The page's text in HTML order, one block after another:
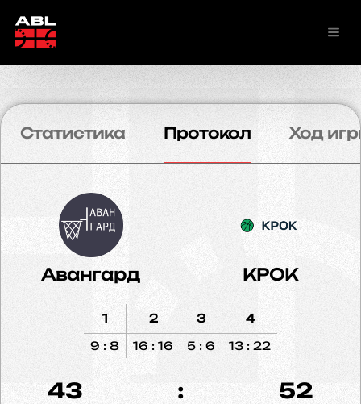
Статистика Протокол Ход
Авангард КРОК
1
9 : 8
2
16 : 16
3
5 : 6
4
13 : 22
43 : 52